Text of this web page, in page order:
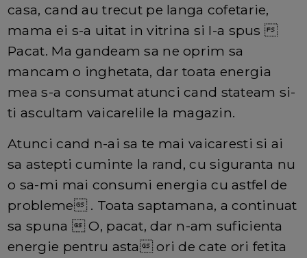
casa, cand au trecut pe langa cofetarie,
mama ei s-a uitat in vitrina si I-a spus
Pacat. Ma gandeam sa ne oprim sa
mancam o inghetata, dar toata energia
mea s-a consumat atunci cand stateam si-
ti ascultam vaicarelile la magazin.
Atunci cand n-ai sa te mai vaicaresti si ai
sa astepti cuminte la rand, cu siguranta nu
o sa-mi mai consumi energia cu astfel de
probleme . Toata saptamana, a continuat
sa spuna  O, pacat, dar n-am suficienta
energie pentru asta ori de cate ori fetita